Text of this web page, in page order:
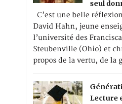
seul
C’est une belle
David Hahn, jeune
l’université des
Steubenville (Ohio) et
propos de la vertu, de la
Lecture